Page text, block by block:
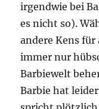
irgendwie bei
es nicht so).
andere Kens für
immer nur
Barbiewelt
Barbie hat